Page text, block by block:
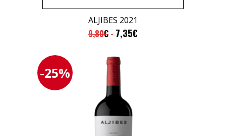
ALJIBES 2021
9,80€ 7,35€
-25%